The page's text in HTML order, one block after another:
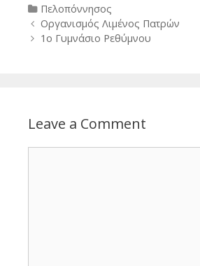
Categories
Πελοπόννησος
Post
navigation
Οργανισμός Λιμένος Πατρών
1o Γυμνάσιο Ρεθύμνου
Leave a Comment